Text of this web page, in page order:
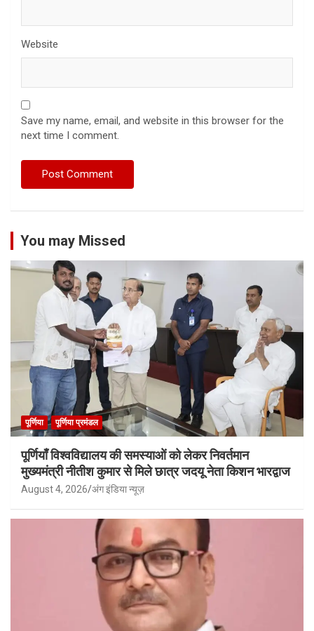
Website
Save my name, email, and website in this browser for the
next time I comment.
You may Missed
पूर्णिया पूर्णिया प्रमंडल
पूर्णियाँ विश्वविद्यालय की समस्याओं को लेकर निवर्तमान
मुख्यमंत्री नीतीश कुमार से मिले छात्र जदयू नेता किशन भारद्वाज
August 4, 2026 अंग इंडिया न्यूज़